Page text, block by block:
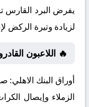
يفرض البرد القارس
لزيادة وتيرة الركض
🔥 اللاعبون
أوراق البنك الاهلي:
الزملاء وإيصال